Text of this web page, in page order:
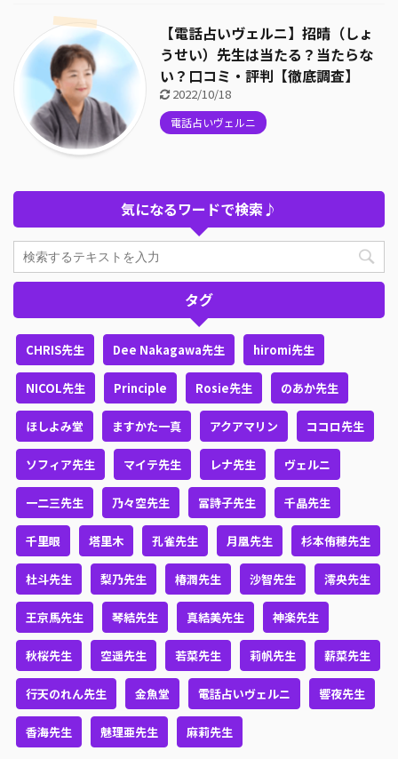
【電話占いヴェルニ】招晴（しょ
うせい）先生は当たる？当たらな
い？口コミ・評判【徹底調査】
2022/10/18
電話占いヴェルニ
気になるワードで検索♪
タグ
CHRIS先生 Dee Nakagawa先生 hiromi先生
NICOL先生 Principle Rosie先生 のあか先生
ほしよみ堂 ますかた一真 アクアマリン ココロ先生
ソフィア先生 マイテ先生 レナ先生 ヴェルニ
一二三先生 乃々空先生 冨詩子先生 千晶先生
千里眼 塔里木 孔雀先生 月凰先生 杉本侑穂先生
杜斗先生 梨乃先生 椿潤先生 沙智先生 澪央先生
王京馬先生 琴結先生 真結美先生 神楽先生
秋桜先生 空遥先生 若菜先生 莉帆先生 薪菜先生
行天のれん先生 金魚堂 電話占いヴェルニ 響夜先生
香海先生 魅理亜先生 麻莉先生